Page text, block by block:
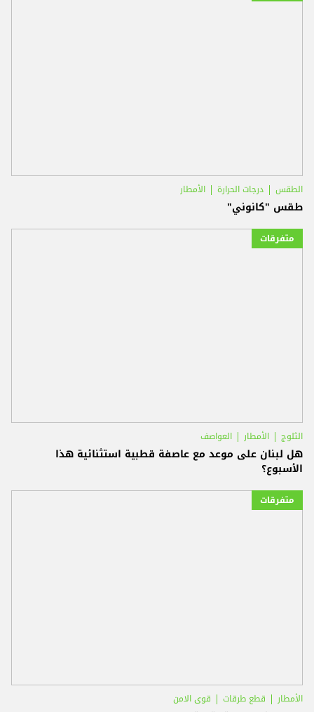
الطقس درجات الحرارة الأمطار
طقس "كانوني"
متفرقات
الثلوج الأمطار العواصف
هل لبنان على موعد مع عاصفة قطبية استثنائية هذا
الأسبوع؟
متفرقات
الأمطار قطع طرقات قوى الامن